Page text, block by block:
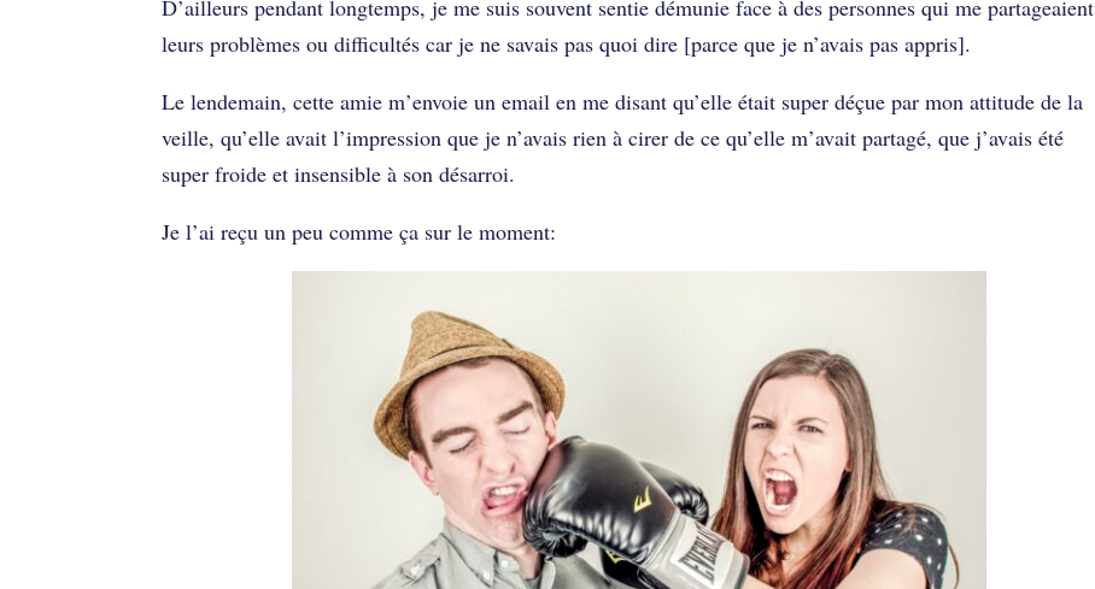
D’ailleurs pendant longtemps, je me suis souvent sentie démunie face à des personnes qui me partageaient
leurs problèmes ou difficultés car je ne savais pas quoi dire [parce que je n’avais pas appris].
Le lendemain, cette amie m’envoie un email en me disant qu’elle était super déçue par mon attitude de la
veille, qu’elle avait l’impression que je n’avais rien à cirer de ce qu’elle m’avait partagé, que j’avais été
super froide et insensible à son désarroi.
Je l’ai reçu un peu comme ça sur le moment: